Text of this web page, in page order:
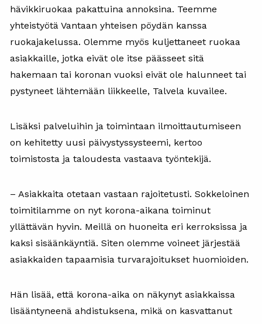
hävikkiruokaa pakattuina annoksina. Teemme
yhteistyötä Vantaan yhteisen pöydän kanssa
ruokajakelussa. Olemme myös kuljettaneet ruokaa
asiakkaille, jotka eivät ole itse päässeet sitä
hakemaan tai koronan vuoksi eivät ole halunneet tai
pystyneet lähtemään liikkeelle, Talvela kuvailee.
Lisäksi palveluihin ja toimintaan ilmoittautumiseen
on kehitetty uusi päivystyssysteemi, kertoo
toimistosta ja taloudesta vastaava työntekijä.
– Asiakkaita otetaan vastaan rajoitetusti. Sokkeloinen
toimitilamme on nyt korona-aikana toiminut
yllättävän hyvin. Meillä on huoneita eri kerroksissa ja
kaksi sisäänkäyntiä. Siten olemme voineet järjestää
asiakkaiden tapaamisia turvarajoitukset huomioiden.
Hän lisää, että korona-aika on näkynyt asiakkaissa
lisääntyneenä ahdistuksena, mikä on kasvattanut